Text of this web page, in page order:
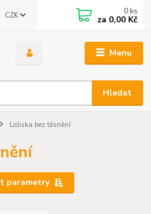
Menu
CZK
Hledat
0 ks
za 0,00 Kč
Ložiska bez těsnění
parametry